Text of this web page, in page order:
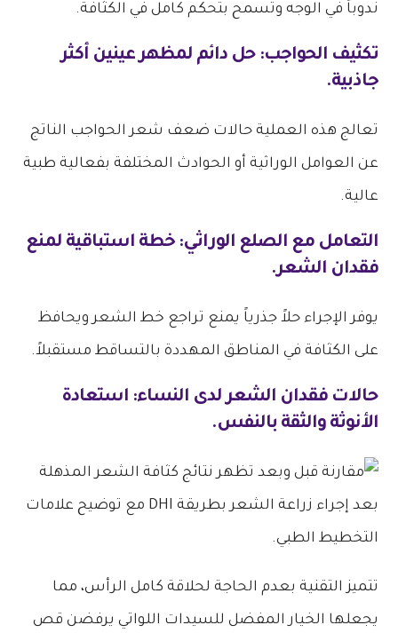
ندوباً في الوجه وتسمح بتحكم كامل في الكثافة.
تكثيف الحواجب: حل دائم لمظهر عينين أكثر
جاذبية.
تعالج هذه العملية حالات ضعف شعر الحواجب الناتج
عن العوامل الوراثية أو الحوادث المختلفة بفعالية طبية
عالية.
التعامل مع الصلع الوراثي: خطة استباقية لمنع
فقدان الشعر.
يوفر الإجراء حلاً جذرياً يمنع تراجع خط الشعر ويحافظ
على الكثافة في المناطق المهددة بالتساقط مستقبلاً.
حالات فقدان الشعر لدى النساء: استعادة
الأنوثة والثقة بالنفس.
تتميز التقنية بعدم الحاجة لحلاقة كامل الرأس، مما
يجعلها الخيار المفضل للسيدات اللواتي يرفضن قص